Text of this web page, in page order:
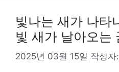
빛나는 새가 나타
빛 새가 날아오는
2025년 03월 15일 작성자: